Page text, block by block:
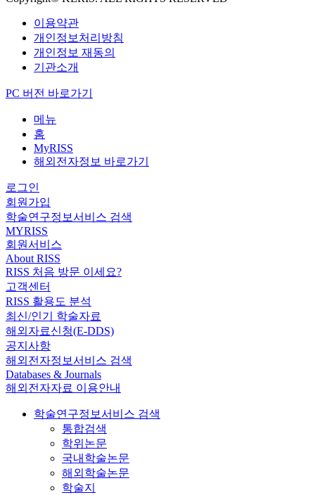
이용약관
개인정보처리방침
개인정보 재동의
기관소개
PC 버전 바로가기
메뉴
홈
MyRISS
해외전자정보 바로가기
로그인
회원가입
학술연구정보서비스 검색
MYRISS
회원서비스
About RISS
RISS 처음 방문 이세요?
고객센터
RISS 활용도 분석
최신/인기 학술자료
해외자료신청(E-DDS)
공지사항
해외전자정보서비스 검색
Databases & Journals
해외전자자료 이용안내
학술연구정보서비스 검색
통합검색
학위논문
국내학술논문
해외학술논문
학술지